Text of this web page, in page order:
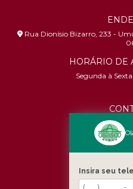
Rua Dionísio Bizarro, 233 -
HORÁRIO DE
Segunda à
(11)
Insira seu